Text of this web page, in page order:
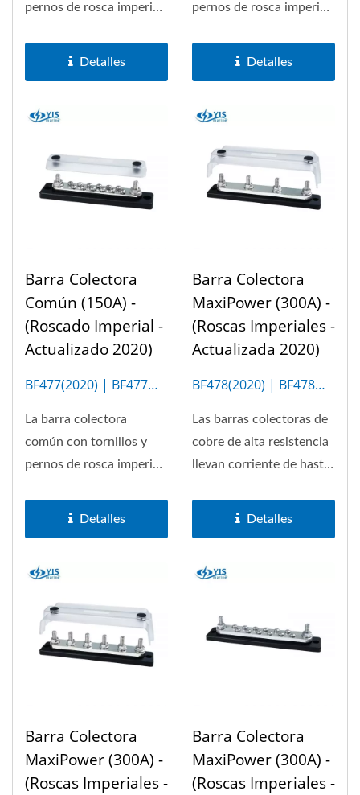
pernos de rosca imperial
Detalles
pernos de rosca imperial
Detalles
Barra Colectora
Común (150A) -
(Roscado Imperial -
Actualizado 2020)
BF477(2020) | BF477M
La barra colectora
común con tornillos y
pernos de rosca imperial
Detalles
Barra Colectora
MaxiPower (300A) -
(Roscas Imperiales -
Actualizada 2020)
BF478(2020) | BF478M
Las barras colectoras de
cobre de alta resistencia
llevan corriente de hasta
Detalles
Barra Colectora
MaxiPower (300A) -
(Roscas Imperiales -
Barra Colectora
MaxiPower (300A) -
(Roscas Imperiales -